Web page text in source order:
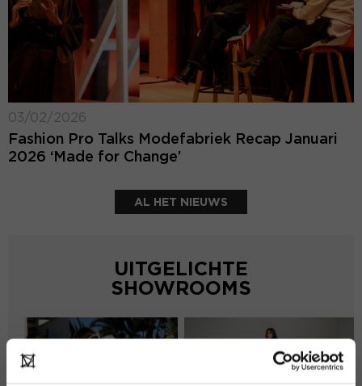
03/02/2026
Fashion Pro Talks Modefabriek Recap Januari
2026 ‘Made for Change’
AL HET NIEUWS
UITGELICHTE
SHOWROOMS